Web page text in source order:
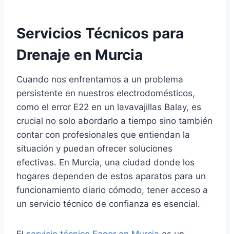
Servicios Técnicos para
Drenaje en Murcia
Cuando nos enfrentamos a un problema
persistente en nuestros electrodomésticos,
como el error E22 en un lavavajillas Balay, es
crucial no solo abordarlo a tiempo sino también
contar con profesionales que entiendan la
situación y puedan ofrecer soluciones
efectivas. En Murcia, una ciudad donde los
hogares dependen de estos aparatos para un
funcionamiento diario cómodo, tener acceso a
un servicio técnico de confianza es esencial.